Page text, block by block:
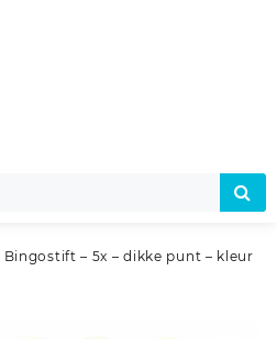
Bingostift – 5x – dikke punt – kleur